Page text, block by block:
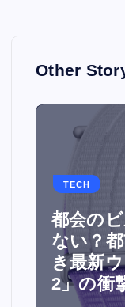
Other
TECH
都会の
ない？
き最新
2」の衝